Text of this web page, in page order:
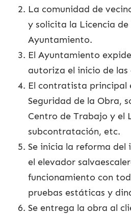
La comunidad de
y solicita la Licencia de
Ayuntamiento.
El Ayuntamiento
autoriza el inicio de las
El contratista principal
Seguridad de la Obra,
Centro de Trabajo y el
subcontratación, etc.
Se inicia la reforma del
el elevador
funcionamiento con
pruebas estáticas y
Se entrega la obra al